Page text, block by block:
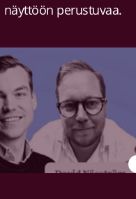
näyttöön perustuvaa.